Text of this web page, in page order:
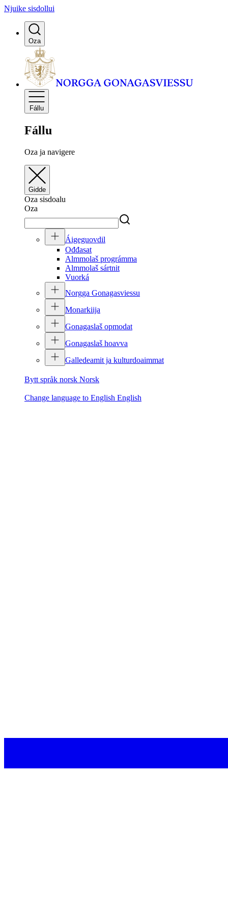
Njuike sisdollui
Oza
Fállu
Fállu
Oza ja navigere
Gidde
Oza sisdoalu
Oza
Áigeguovdil
Ođđasat
Almmolaš prográmma
Almmolaš sártnit
Vuorká
Norgga Gonagasviessu
Monarkiija
Gonagaslaš opmodat
Gonagaslaš hoavva
Galledeamit ja kulturdoaimmat
Bytt språk norsk Norsk
Change language to English English